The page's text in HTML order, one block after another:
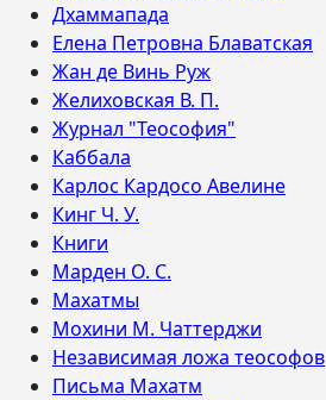
Дхаммапада
Елена Петровна Блаватская
Жан де Винь Руж
Желиховская В. П.
Журнал "Теософия"
Каббала
Карлос Кардосо Авелине
Кинг Ч. У.
Книги
Марден О. С.
Махатмы
Мохини М. Чаттерджи
Независимая ложа теософов
Письма Махатм